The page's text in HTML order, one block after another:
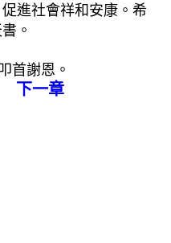
進社會祥和安康。希
。
首謝恩。
下一章